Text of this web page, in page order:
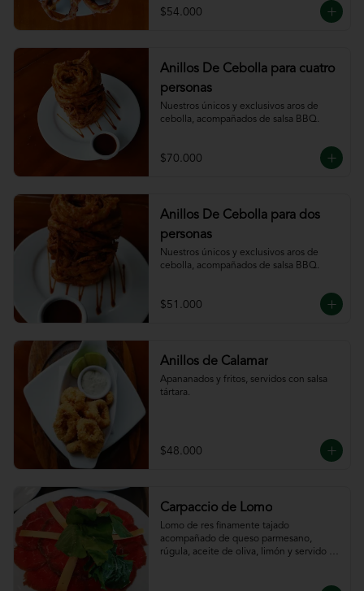
$54.000
Anillos De Cebolla para cuatro
personas
Nuestros únicos y exclusivos aros de
cebolla, acompañados de salsa BBQ.
$70.000
Anillos De Cebolla para dos
personas
Nuestros únicos y exclusivos aros de
cebolla, acompañados de salsa BBQ.
$51.000
Anillos de Calamar
Apananados y fritos, servidos con salsa
tártara.
$48.000
Carpaccio de Lomo
Lomo de res finamente tajado
acompañado de queso parmesano,
rúgula, aceite de oliva, limón y servido